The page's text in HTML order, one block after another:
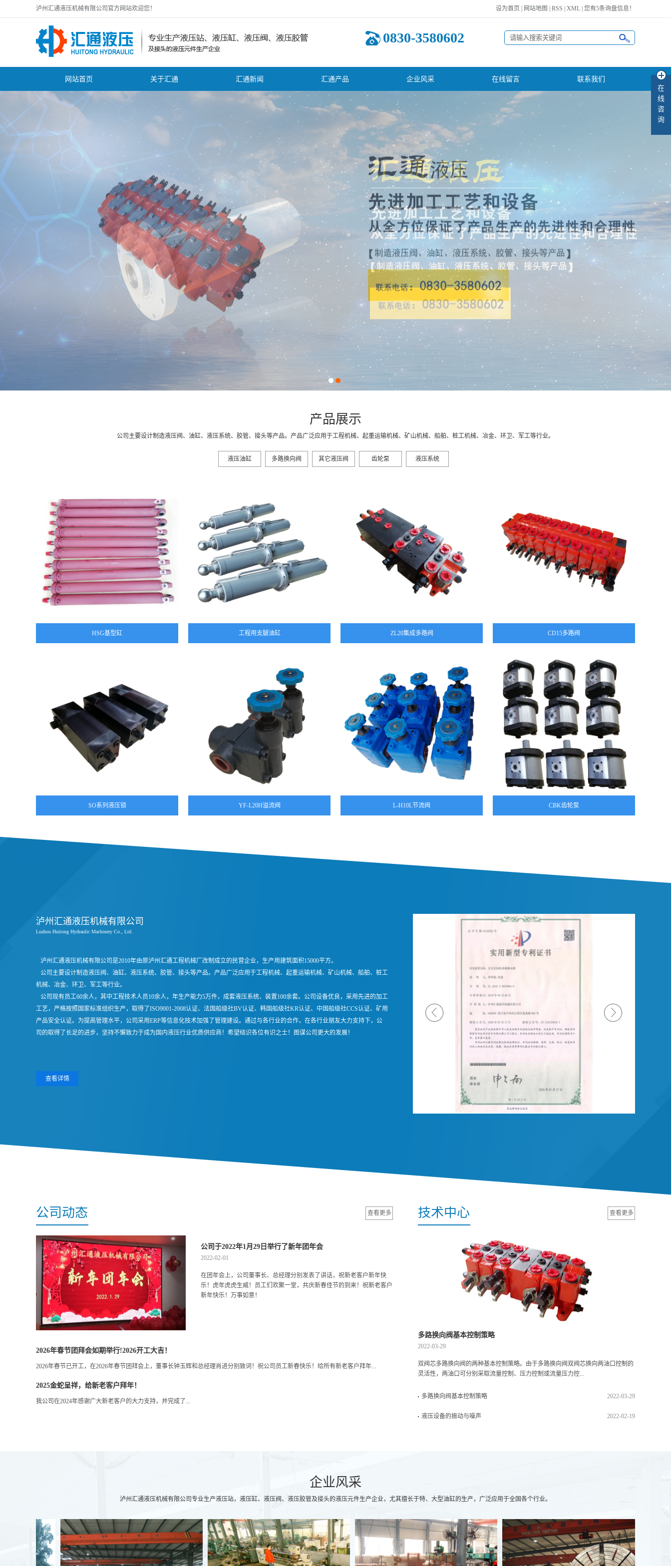
泸州汇通液压机械有限公司官方网站欢迎您！ 设为首页 网站地图 RSS XML 您有5条询盘信息！
0830-3580602
网站首页
关于汇通
公司简介
汇通新闻
公司新闻
汇通产品
液压油缸
多路换向阀
其它液压阀
液压系统
企业风采 在线留言 联系我们
产品展示
公司主要设计制造液压阀、油缸、液压系统、胶管、接头等产品。产品广泛应用于工程机械、起重运输机械、矿山机械、船舶、桩工机械、冶金、环卫、军工等行业。
液压油缸 多路换向阀 其它液压阀 齿轮泵 液压系统
HSG基型缸 工程用支腿油缸 ZL20集成多路阀 CD15多路阀
SO系列液压锁 YF-L20H溢流阀 L-H10L节流阀 CBK齿轮泵
泸州汇通液压机械有限公司
Luzhou Huitong Hydraulic Machinery Co., Ltd.
泸州汇通液压机械有限公司是2010年由原泸州汇通工程机械厂改制成立的民营企业，生产用建筑面积15000平方。
公司主要设计制造液压阀、油缸、液压系统、胶管、接头等产品。产品广泛应用于工程机械、起重运输机械、矿山机械、船舶、桩工
机械、冶金、环卫、军工等行业。
公司现有员工60余人，其中工程技术人员10余人，年生产能力5万件，成套液压系统、装置100余套。公司设备优良，采用先进的加工
工艺，严格按照国家标准组织生产，取得了ISO9001-2008认证、法国船级社BV认证、韩国船级社KR认证、中国船级社CCS认证、矿用
产品安全认证。为提高管理水平，公司采用ERP等信息化技术加强了管理建设。通过与各行业的合作，在各行业朋友大力支持下，公
司的取得了长足的进步，坚持不懈致力于成为国内液压行业优质供应商！希望结识各位有识之士！图谋公司更大的发展！
查看详情
公司动态 查看更多
公司于2022年1月29日举行了新年团年会
2022-02-01
在团年会上，公司董事长、总经理分别发表了讲话，祝新老客户新年快
乐！虎年虎虎生威！员工们欢聚一堂，共庆新春佳节的到来！祝新老客户
新年快乐！万事如意！
2026年春节团拜会如期举行!2026开工大吉！
2026年春节已开工，在2026年春节团拜会上，董事长钟玉辉和总经理肖进分别致词！祝公司员工新春快乐！给所有新老客户拜年...
2025金蛇呈祥，给新老客户拜年！
我公司在2024年感谢广大新老客户的大力支持，并完成了...
技术中心 查看更多
多路换向阀基本控制策略
2022-03-29
双阀芯多路换向阀的两种基本控制策略。由于多路换向阀双阀芯换向两油口控制的
灵活性，两油口可分别采取流量控制、压力控制或流量压力控...
多路换向阀基本控制策略 2022-03-29
液压设备的振动与噪声 2022-02-19
企业风采
泸州汇通液压机械有限公司专业生产液压站，液压缸、液压阀、液压胶管及接头的液压元件生产企业，尤其擅长于特、大型油缸的生产，广泛应用于全国各个行业。
在
线
咨
询